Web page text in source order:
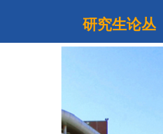
研究生论丛